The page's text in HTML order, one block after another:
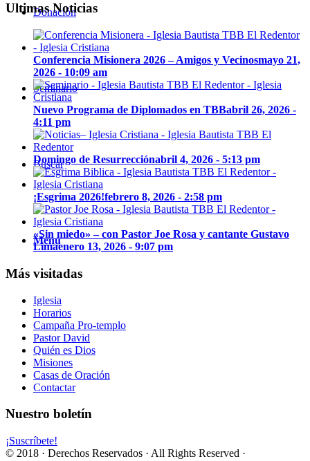
Donación
Seminario
Buscar
Menú
Ultimas Noticias
Conferencia Misionera 2026 – Amigos y Vecinosmayo 21,
2026 - 10:09 am
Nuevo Programa de Diplomados en TBBabril 26, 2026 -
4:11 pm
Domingo de Resurrecciónabril 4, 2026 - 5:13 pm
¡Esgrima 2026!febrero 8, 2026 - 2:58 pm
«Sin miedo» – con Pastor Joe Rosa y cantante Gustavo
Limaenero 13, 2026 - 9:07 pm
Más visitadas
Iglesia
Horarios
Campaña Pro-templo
Pastor David
Quién es Dios
Misiones
Casas de Oración
Contactar
Nuestro boletín
¡Suscríbete!
© 2018 · Derechos Reservados · All Rights Reserved ·